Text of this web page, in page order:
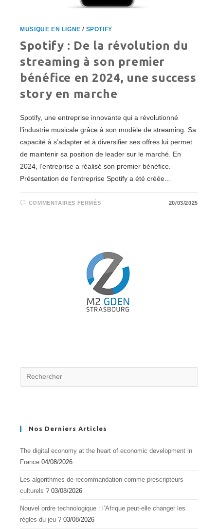
MUSIQUE EN LIGNE / SPOTIFY
Spotify : De la révolution du
streaming à son premier
bénéfice en 2024, une success
story en marche
Spotify, une entreprise innovante qui a révolutionné
l’industrie musicale grâce à son modèle de streaming. Sa
capacité à s’adapter et à diversifier ses offres lui permet
de maintenir sa position de leader sur le marché. En
2024, l’entreprise a réalisé son premier bénéfice.
Présentation de l’entreprise Spotify a été créée…
COMMENTAIRES FERMÉSSUR
À
SON
PREMIER
BÉNÉFICE
EN
2024,
UNE
SUCCESS
STORY
EN
20/03/2025
Nos Derniers Articles
The digital economy at the heart of economic development in
France 04/08/2026
Les algorithmes de recommandation comme prescripteurs
culturels ? 03/08/2026
Nouvel ordre technologique : l’Afrique peut-elle changer les
règles du jeu ? 03/08/2026